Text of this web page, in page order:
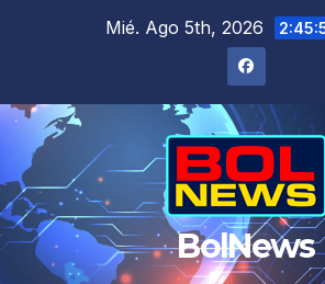
Mié. Ago 5th, 2026
BolNews